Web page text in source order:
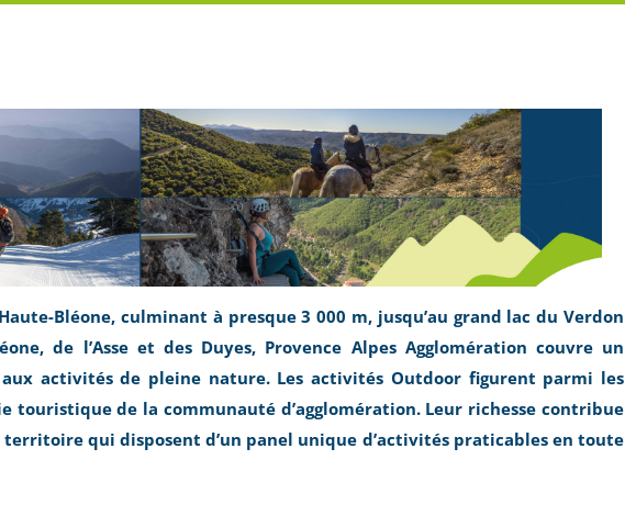
Bléone, culminant à presque 3 000 m, jusqu’au grand lac du Verdon
de l’Asse et des Duyes, Provence Alpes Agglomération couvre un
activités de pleine nature. Les activités Outdoor figurent parmi les
touristique de la communauté d’agglomération. Leur richesse contribue
qui disposent d’un panel unique d’activités praticables en toute